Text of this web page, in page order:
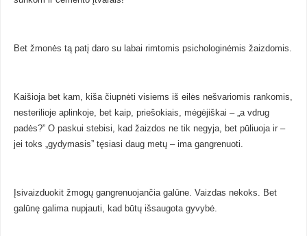
Bet žmonės tą patį daro su labai rimtomis psichologinėmis žaizdomis.
Kaišioja bet kam, kiša čiupnėti visiems iš eilės nešvariomis rankomis,
nesterilioje aplinkoje, bet kaip, priešokiais, mėgėjiškai – „a vdrug
padės?” O paskui stebisi, kad žaizdos ne tik negyja, bet pūliuoja ir –
jei toks „gydymasis” tęsiasi daug metų – ima gangrenuoti.
Įsivaizduokit žmogų gangrenuojančia galūne. Vaizdas nekoks. Bet
galūnę galima nupjauti, kad būtų išsaugota gyvybė.